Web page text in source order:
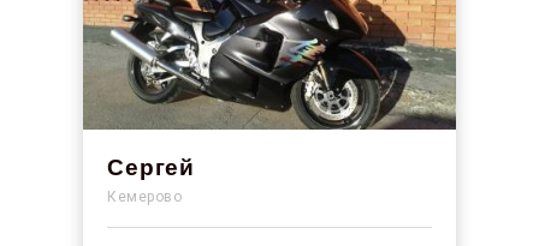
Сергей
Кемерово